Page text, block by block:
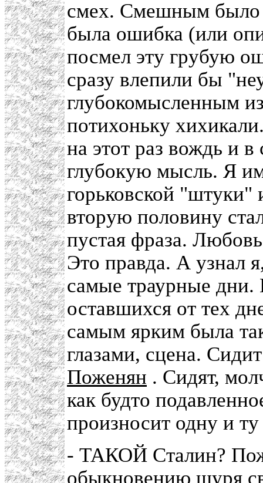
смех. Смешным было
была ошибка (или
посмел эту грубую
сразу влепили бы
глубокомысленным
потихоньку
на этот раз вождь и
глубокую мысль. Я
горьковской "штуки"
вторую половину
пустая фраза.
Это правда. А узнал
самые траурные дни.
оставшихся от тех
самым ярким была
глазами, сцена.
Поженян . Сидят,
как будто
произносит одну и
- ТАКОЙ Сталин?
обыкновению щуря